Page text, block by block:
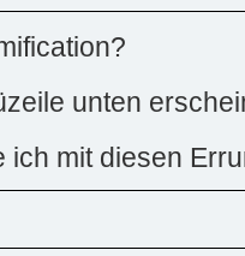
unten
ich mit diesen